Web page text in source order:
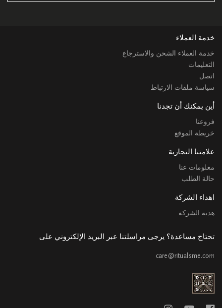
خدمة العملاء
خدمة العملاء الشحن والاسترجاع
التعليمات
اتصل
سياسة ملفات الارتباط
أين يمكنك أن تجدنا
فروعنا
خريطة الموقع
علامتنا التجارية
معلومات عنا
حالة الطلب
اهداء الشركة
هدية الشركة
تحتاج مساعدة؟ يرجى مراسلتنا عبر البريد الإلكتروني على
care@ritualsme.com